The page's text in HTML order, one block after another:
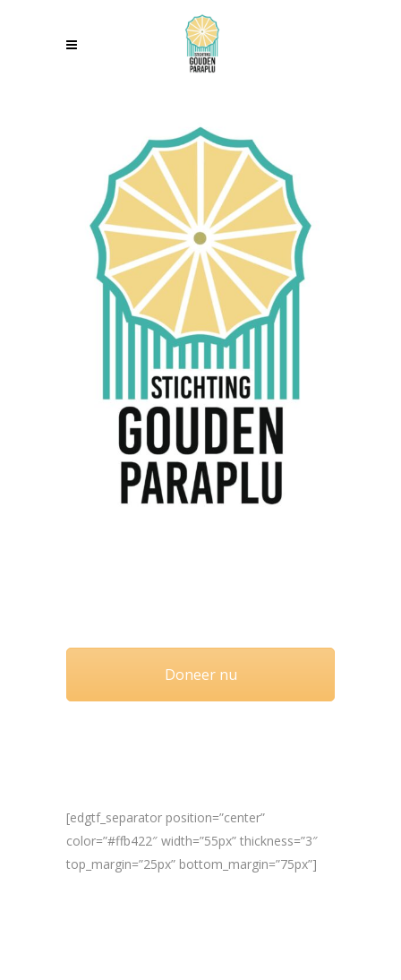
Doneer nu
[edgtf_separator position=”center”
color=”#ffb422″ width=”55px” thickness=”3″
top_margin=”25px” bottom_margin=”75px”]